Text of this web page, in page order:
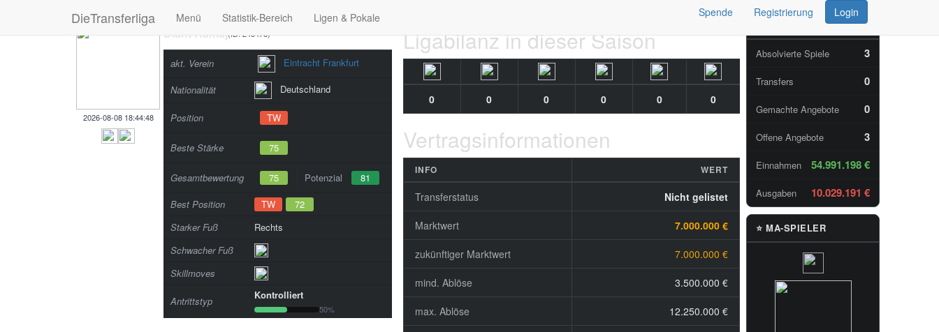
DieTransferliga Menü Statistik-Bereich Ligen & Pokale Spende Registrierung Login
2026-08-08 18:44:48
Diant Ramaj(ID: 248478)
akt. Verein Eintracht Frankfurt
Nationalität Deutschland
Position TW
Beste Stärke 75
Gesamtbewertung 75 Potenzial
81
Best Position
TW
72
Starker Fuß
Rechts
Schwacher Fuß
Skillmoves
Antrittstyp Kontrolliert
50%
Ligabilanz in dieser Saison
0 0 0 0 0 0
Vertragsinformationen
INFO WERT
Transferstatus Nicht gelistet
Marktwert 7.000.000 €
zukünftiger Marktwert 7.000.000 €
mind. Ablöse 3.500.000 €
max. Ablöse 12.250.000 €
📊 TAGESSTATISTIKEN
Absolvierte Spiele 3
Transfers 0
Gemachte Angebote 0
Offene Angebote 3
Einnahmen 54.991.198 €
Ausgaben 10.029.191 €
⭐ MA-SPIELER